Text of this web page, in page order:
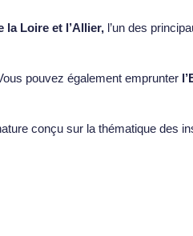
la Loire et l’Allier, l’un des
pouvez également emprunter
conçu sur la thématique des